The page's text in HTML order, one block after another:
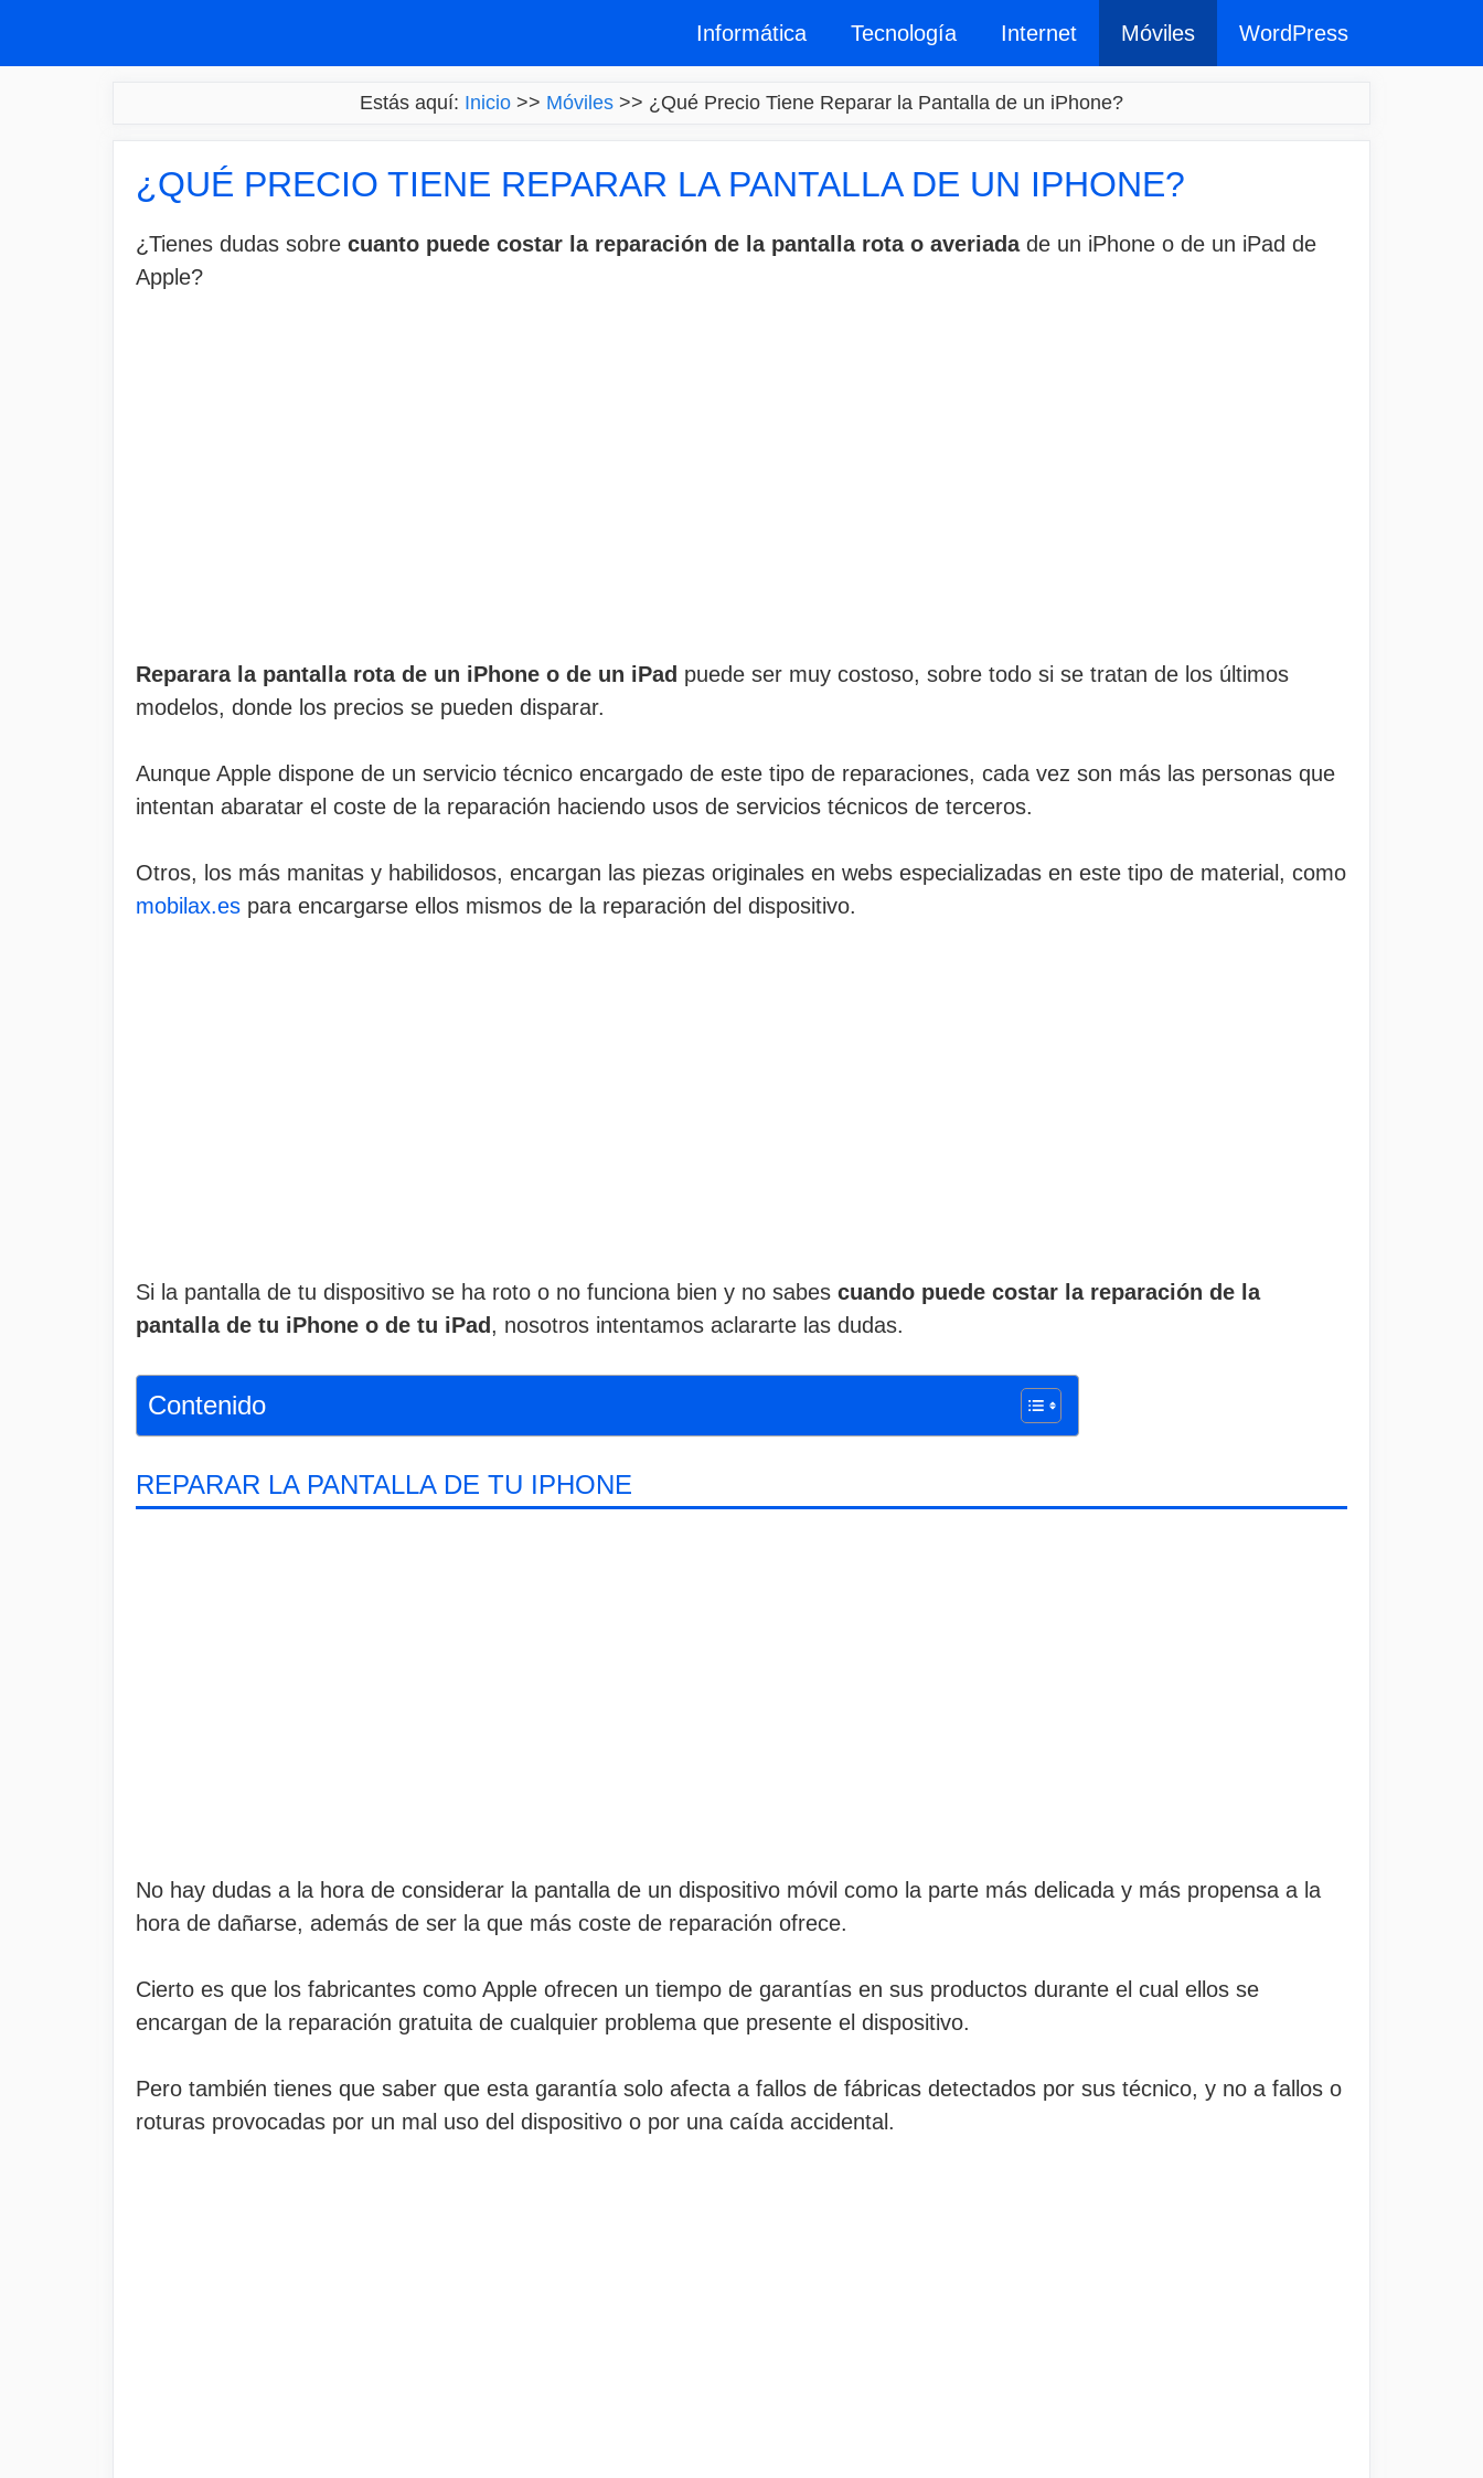
Informática Tecnología Internet Móviles WordPress
Estás aquí: Inicio >> Móviles >> ¿Qué Precio Tiene Reparar la Pantalla de un iPhone?
¿QUÉ PRECIO TIENE REPARAR LA PANTALLA DE UN IPHONE?
¿Tienes dudas sobre cuanto puede costar la reparación de la pantalla rota o averiadade un iPhone o de un iPad de
Apple?
Reparara la pantalla rota de un iPhone o de un iPad puede ser muy costoso, sobre todo si se tratan de los últimos
modelos, donde los precios se pueden disparar.
Aunque Apple dispone de un servicio técnico encargado de este tipo de reparaciones, cada vez son más las personas que
intentan abaratar el coste de la reparación haciendo usos de servicios técnicos de terceros.
Otros, los más manitas y habilidosos, encargan las piezas originales en webs especializadas en este tipo de material, como
mobilax.es para encargarse ellos mismos de la reparación del dispositivo.
Si la pantalla de tu dispositivo se ha roto o no funciona bien y no sabes cuando puede costar la reparación de la
pantalla de tu iPhone o de tu iPad , nosotros intentamos aclararte las dudas.
Contenido
REPARAR LA PANTALLA DE TU IPHONE
No hay dudas a la hora de considerar la pantalla de un dispositivo móvil como la parte más delicada y más propensa a la
hora de dañarse, además de ser la que más coste de reparación ofrece.
Cierto es que los fabricantes como Apple ofrecen un tiempo de garantías en sus productos durante el cual ellos se
encargan de la reparación gratuita de cualquier problema que presente el dispositivo.
Pero también tienes que saber que esta garantía solo afecta a fallos de fábricas detectados por sus técnico, y no a fallos o
roturas provocadas por un mal uso del dispositivo o por una caída accidental.